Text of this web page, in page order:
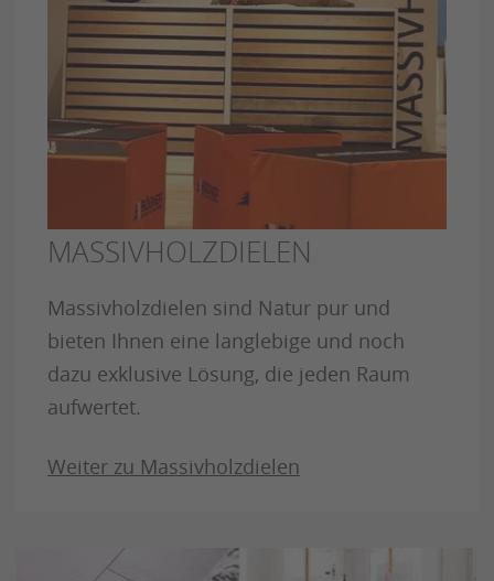
MASSIVHOLZDIELEN
Massivholzdielen sind Natur pur und
bieten Ihnen eine langlebige und noch
dazu exklusive Lösung, die jeden Raum
aufwertet.
Weiter zu Massivholzdielen